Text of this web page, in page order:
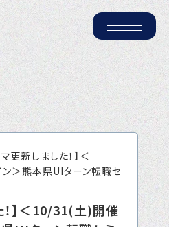
ジメントについて
更新しました！】＜
＞熊本県UIターン転職セ
！】＜10/31(土)開催